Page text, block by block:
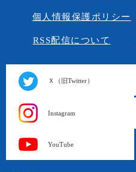
個人情報保護ポリシー
RSS配信について
Ｘ（旧Twitter）
Instagram
YouTube